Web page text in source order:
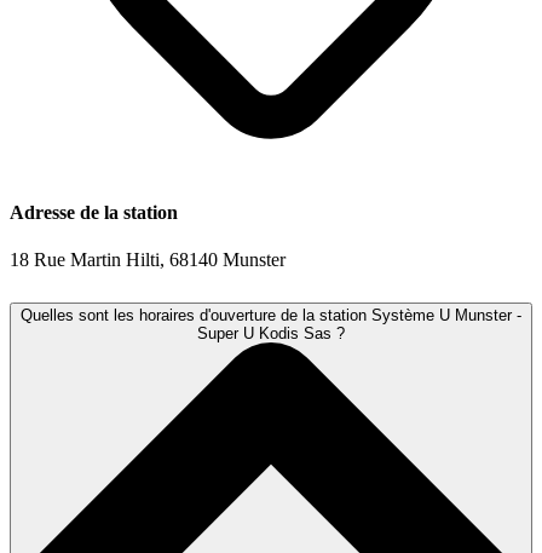
Adresse de la station
18 Rue Martin Hilti, 68140 Munster
Quelles sont les horaires d'ouverture de la station Système U Munster -
Super U Kodis Sas ?